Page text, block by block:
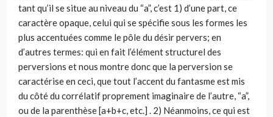
tant qu’il se situe au niveau du “a”, c’est 1) d’une part, ce
caractère opaque, celui qui se spécifie sous les formes les
plus accentuées comme le pôle du désir pervers; en
d’autres termes: qui en fait l’élément structurel des
perversions et nous montre donc que la perversion se
caractérise en ceci, que tout l’accent du fantasme est mis
du côté du corrélatif proprement imaginaire de l’autre, “a”,
ou de la parenthèse [a+b+c, etc.] . 2) Néanmoins, ce qui est